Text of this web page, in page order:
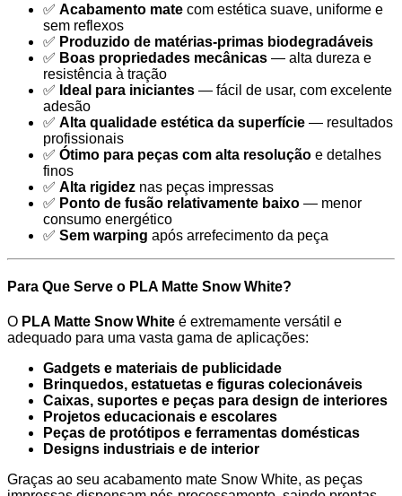
✅ Acabamento mate com estética suave, uniforme e
sem reflexos
✅ Produzido de matérias-primas biodegradáveis
✅ Boas propriedades mecânicas — alta dureza e
resistência à tração
✅ Ideal para iniciantes — fácil de usar, com excelente
adesão
✅ Alta qualidade estética da superfície — resultados
profissionais
✅ Ótimo para peças com alta resolução e detalhes
finos
✅ Alta rigidez nas peças impressas
✅ Ponto de fusão relativamente baixo — menor
consumo energético
✅ Sem warping após arrefecimento da peça
Para Que Serve o PLA Matte Snow White?
O PLA Matte Snow White é extremamente versátil e
adequado para uma vasta gama de aplicações:
Gadgets e materiais de publicidade
Brinquedos, estatuetas e figuras colecionáveis
Caixas, suportes e peças para design de interiores
Projetos educacionais e escolares
Peças de protótipos e ferramentas domésticas
Designs industriais e de interior
Graças ao seu acabamento mate Snow White, as peças